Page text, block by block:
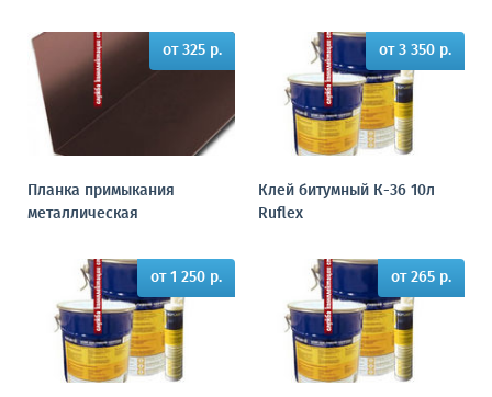
от 325 р.
Планка примыкания
металлическая
от 3 350 р.
Клей битумный К-36 10л
Ruflex
от 1 250 р. от 265 р.